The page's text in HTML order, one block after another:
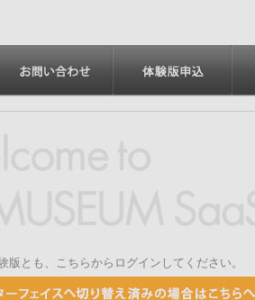
版とも、こちらからログインしてください。